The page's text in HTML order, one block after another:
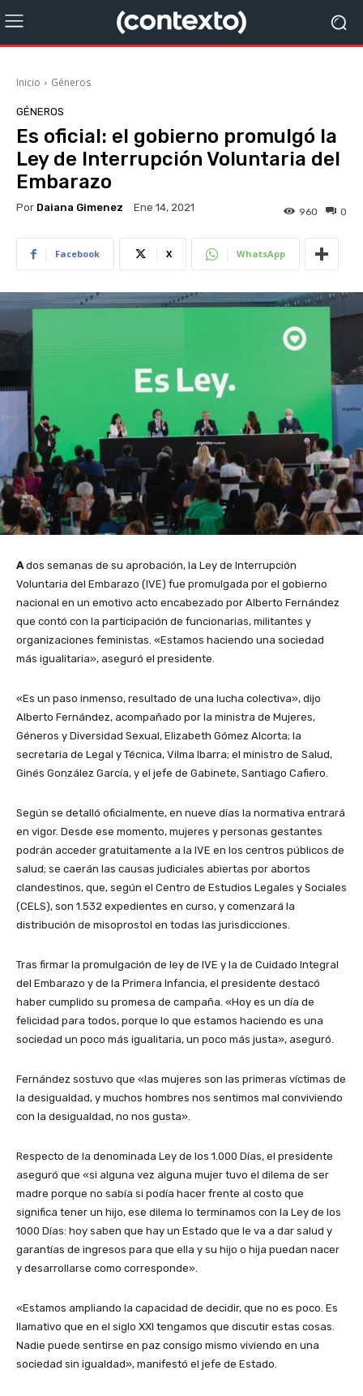
Inicio Géneros
GÉNEROS
Es oficial: el gobierno promulgó la
Ley de Interrupción Voluntaria del
Embarazo
Por Daiana Gimenez Ene 14, 2021 0
960
Facebook X WhatsApp
A dos semanas de su aprobación, la Ley de Interrupción
Voluntaria del Embarazo (IVE) fue promulgada por el gobierno
nacional en un emotivo acto encabezado por Alberto Fernández
que contó con la participación de funcionarias, militantes y
organizaciones feministas. «Estamos haciendo una sociedad
más igualitaria», aseguró el presidente.
«Es un paso inmenso, resultado de una lucha colectiva», dijo
Alberto Fernández, acompañado por la ministra de Mujeres,
Géneros y Diversidad Sexual, Elizabeth Gómez Alcorta; la
secretaria de Legal y Técnica, Vilma Ibarra; el ministro de Salud,
Ginés González García, y el jefe de Gabinete, Santiago Cafiero.
Según se detalló oficialmente, en nueve días la normativa entrará
en vigor. Desde ese momento, mujeres y personas gestantes
podrán acceder gratuitamente a la IVE en los centros públicos de
salud; se caerán las causas judiciales abiertas por abortos
clandestinos, que, según el Centro de Estudios Legales y Sociales
(CELS), son 1.532 expedientes en curso, y comenzará la
distribución de misoprostol en todas las jurisdicciones.
Tras firmar la promulgación de ley de IVE y la de Cuidado Integral
del Embarazo y de la Primera Infancia, el presidente destacó
haber cumplido su promesa de campaña. «Hoy es un día de
felicidad para todos, porque lo que estamos haciendo es una
sociedad un poco más igualitaria, un poco más justa», aseguró.
Fernández sostuvo que «las mujeres son las primeras víctimas de
la desigualdad, y muchos hombres nos sentimos mal conviviendo
con la desigualdad, no nos gusta».
Respecto de la denominada Ley de los 1.000 Días, el presidente
aseguró que «si alguna vez alguna mujer tuvo el dilema de ser
madre porque no sabía si podía hacer frente al costo que
significa tener un hijo, ese dilema lo terminamos con la Ley de los
1000 Días: hoy saben que hay un Estado que le va a dar salud y
garantías de ingresos para que ella y su hijo o hija puedan nacer
y desarrollarse como corresponde».
«Estamos ampliando la capacidad de decidir, que no es poco. Es
llamativo que en el siglo XXI tengamos que discutir estas cosas.
Nadie puede sentirse en paz consigo mismo viviendo en una
sociedad sin igualdad», manifestó el jefe de Estado.